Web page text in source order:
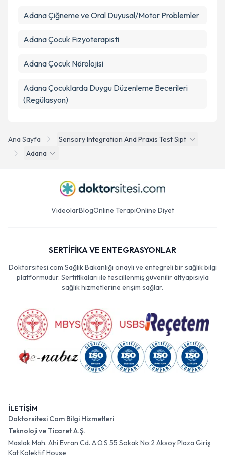
Ana Sayfa
Sensory Integration And Praxis Test Sipt
Adana
Adana Çiğneme ve Oral Duyusal/Motor Problemler
Adana Çocuk Fizyoterapisti
Adana Çocuk Nörolojisi
Adana Çocuklarda Duygu Düzenleme Becerileri
(Regülasyon)
VideolarBlogOnline TerapiOnline Diyet
SERTİFİKA VE ENTEGRASYONLAR
Doktorsitesi.com Sağlık Bakanlığı onaylı ve entegreli bir sağlık bilgi
platformudur. Sertifikaları ile tescillenmiş güvenilir altyapısıyla
sağlık hizmetlerine erişim sağlar.
İLETİŞİM
Doktorsitesi Com Bilgi Hizmetleri
Teknoloji ve Ticaret A.Ş.
Maslak Mah. Ahi Evran Cd. A.O.S 55 Sokak No:2 Aksoy Plaza Giriş
Kat Kolektif House